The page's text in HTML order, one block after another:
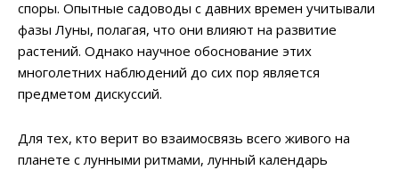
споры. Опытные садоводы с давних времен учитывали
фазы Луны, полагая, что они влияют на развитие
растений. Однако научное обоснование этих
многолетних наблюдений до сих пор является
предметом дискуссий.
Для тех, кто верит во взаимосвязь всего живого на
планете с лунными ритмами, лунный календарь